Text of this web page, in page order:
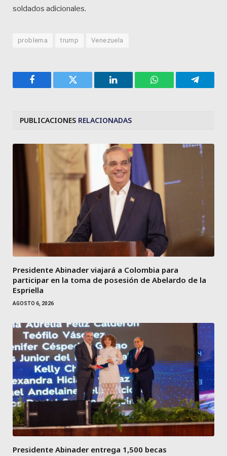
soldados adicionales.
problema trump Venezuela
Facebook Twitter LinkedIn WhatsApp
PUBLICACIONES RELACIONADAS
Presidente Abinader viajará a Colombia para
participar en la toma de posesión de Abelardo de la
Espriella
AGOSTO 6, 2026
Presidente Abinader entrega 1,500 becas